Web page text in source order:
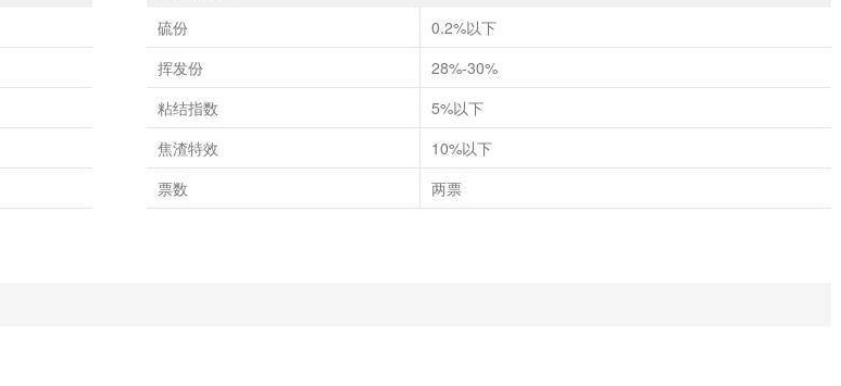
硫份
0.2%以下
挥发份
28%-30%
粘结指数
5%以下
焦渣特效
10%以下
票数
两票